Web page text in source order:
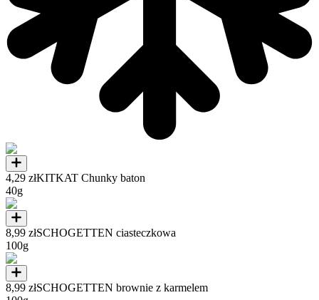
4,29 złKITKAT Chunky baton
40g
8,99 złSCHOGETTEN ciasteczkowa
100g
8,99 złSCHOGETTEN brownie z karmelem